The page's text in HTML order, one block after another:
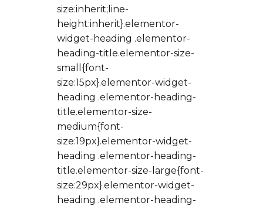
size:inherit;line-
height:inherit}.elementor-
widget-heading .elementor-
heading-title.elementor-size-
small{font-
size:15px}.elementor-widget-
heading .elementor-heading-
title.elementor-size-
medium{font-
size:19px}.elementor-widget-
heading .elementor-heading-
title.elementor-size-large{font-
size:29px}.elementor-widget-
heading .elementor-heading-